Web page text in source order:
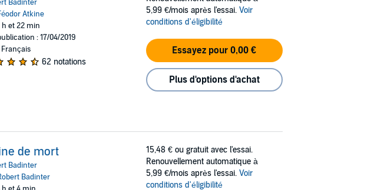
Badinter
Atkine
h et 22 min
: 17/04/2019
62 notations
5,99 €/mois après l'essai. Voir
conditions d'éligibilité
Essayez pour 0,00 €
Plus d'options d'achat
de mort
Badinter
Badinter
15,48 € ou gratuit avec l'essai.
Renouvellement automatique à
5,99 €/mois après l'essai. Voir
conditions d'éligibilité